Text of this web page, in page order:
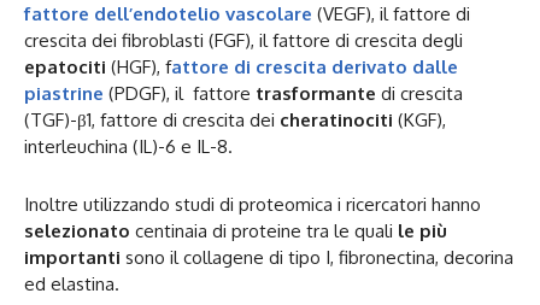
fattore dell’endotelio vascolare (VEGF), il fattore di
crescita dei fibroblasti (FGF), il fattore di crescita degli
epatociti (HGF), fattore di crescita derivato dalle
piastrine (PDGF), il fattore trasformante di crescita
(TGF)-β1, fattore di crescita dei cheratinociti (KGF),
interleuchina (IL)-6 e IL-8.
Inoltre utilizzando studi di proteomica i ricercatori hanno
selezionato centinaia di proteine tra le quali le più
importanti sono il collagene di tipo I, fibronectina, decorina
ed elastina.